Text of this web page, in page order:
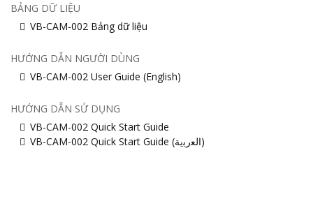
BẢNG DỮ LIỆU
VB-CAM-002 Bảng dữ liệu
HƯỚNG DẪN NGƯỜI DÙNG
VB-CAM-002 User Guide (English)
HƯỚNG DẪN SỬ DỤNG
VB-CAM-002 Quick Start Guide
VB-CAM-002 Quick Start Guide (ﺍﻟﻌﺭﺑﻳﺔ)